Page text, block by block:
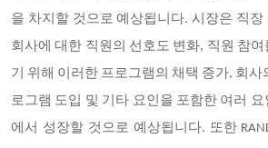
을 차지할 것으로 예상됩니다. 시장은 직
회사에 대한 직원의 선호도 변화, 직원 참여
기 위해 이러한 프로그램의 채택 증가, 회사
로그램 도입 및 기타 요인을 포함한 여러
에서 성장할 것으로 예상됩니다. 또한